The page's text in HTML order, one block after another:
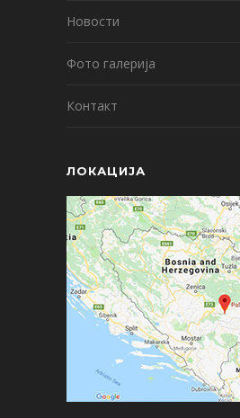
Новости
Фото галерија
Контакт
ЛОКАЦИЈА